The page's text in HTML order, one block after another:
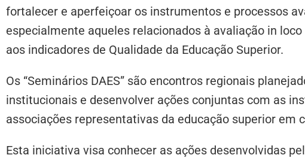
fortalecer e aperfeiçoar os instrumentos e processos
especialmente aqueles relacionados à avaliação in
aos indicadores de Qualidade da Educação Superior.
Os “Seminários DAES” são encontros regionais
institucionais e desenvolver ações conjuntas com as
associações representativas da educação superior em
Esta iniciativa visa conhecer as ações desenvolvidas